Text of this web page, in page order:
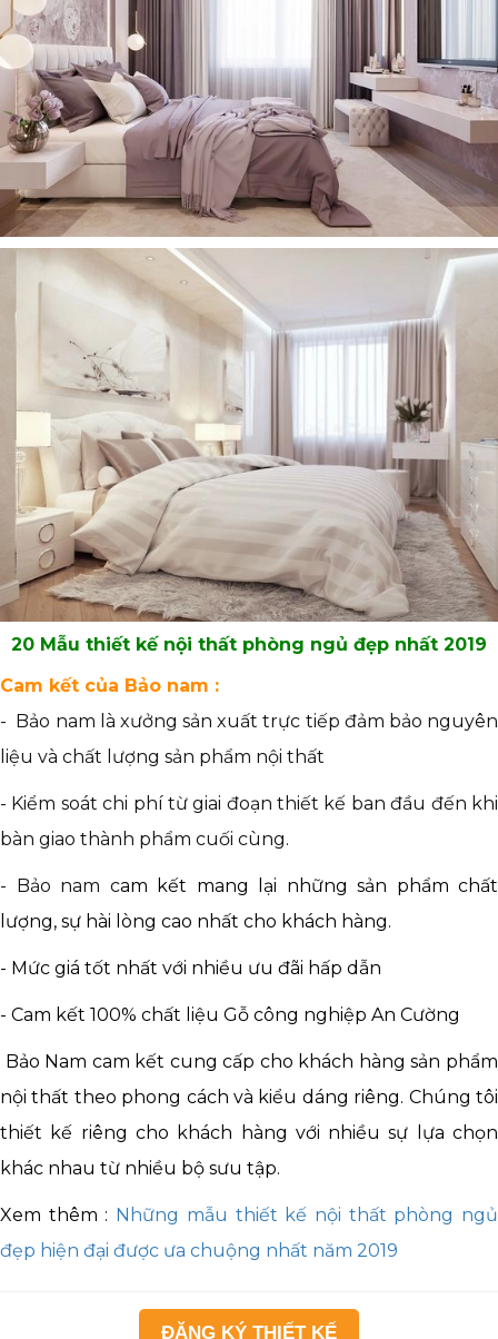
20 Mẫu thiết kế nội thất phòng ngủ đẹp nhất 2019
Cam kết của Bảo nam :
- Bảo nam là xưởng sản xuất trực tiếp đảm bảo nguyên
liệu và chất lượng sản phẩm nội thất
- Kiểm soát chi phí từ giai đoạn thiết kế ban đầu đến khi
bàn giao thành phẩm cuối cùng.
- Bảo nam cam kết mang lại những sản phẩm chất
lượng, sự hài lòng cao nhất cho khách hàng.
- Mức giá tốt nhất với nhiều ưu đãi hấp dẫn
- Cam kết 100% chất liệu Gỗ công nghiệp An Cường
Bảo Nam cam kết cung cấp cho khách hàng sản phẩm
nội thất theo phong cách và kiểu dáng riêng. Chúng tôi
thiết kế riêng cho khách hàng với nhiều sự lựa chọn
khác nhau từ nhiều bộ sưu tập.
Xem thêm : Những mẫu thiết kế nội thất phòng ngủ
đẹp hiện đại được ưa chuộng nhất năm 2019
ĐĂNG KÝ THIẾT KẾ